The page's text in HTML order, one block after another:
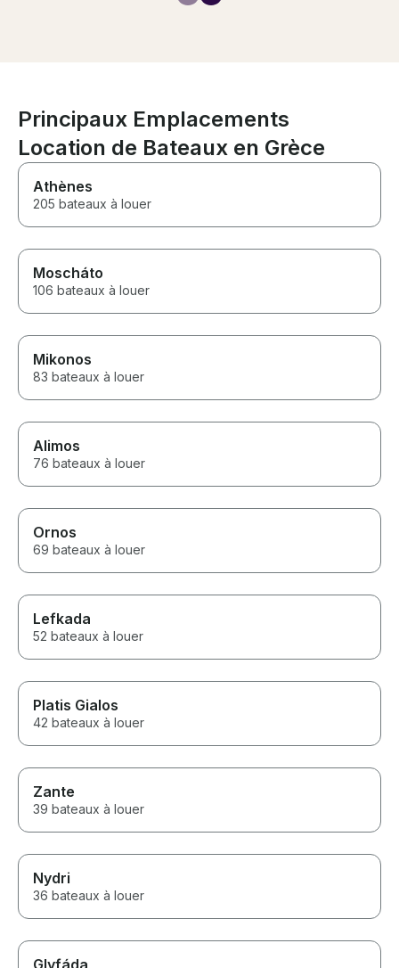
Principaux Emplacements
Location de Bateaux en Grèce
Athènes
205 bateaux à louer
Moscháto
106 bateaux à louer
Mikonos
83 bateaux à louer
Alimos
76 bateaux à louer
Ornos
69 bateaux à louer
Lefkada
52 bateaux à louer
Platis Gialos
42 bateaux à louer
Zante
39 bateaux à louer
Nydri
36 bateaux à louer
Glyfáda